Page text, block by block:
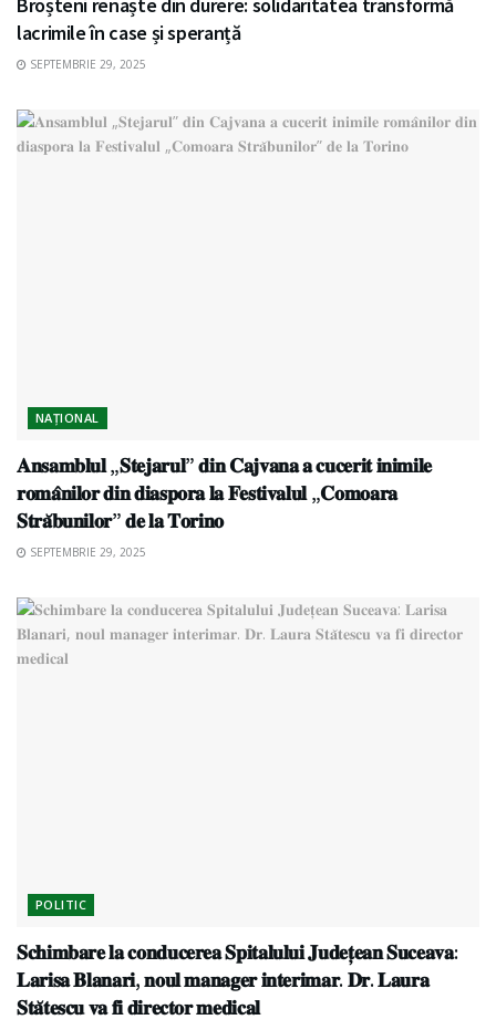
lacrimile în case și speranță
SEPTEMBRIE 29, 2025
NAȚIONAL
𝐀𝐧𝐬𝐚𝐦𝐛𝐥𝐮𝐥 „𝐒𝐭𝐞𝐣𝐚𝐫𝐮𝐥” 𝐝𝐢𝐧 𝐂𝐚𝐣𝐯𝐚𝐧𝐚 𝐚 𝐜𝐮𝐜𝐞𝐫𝐢𝐭 𝐢𝐧𝐢𝐦𝐢𝐥𝐞
𝐫𝐨𝐦𝐚̂𝐧𝐢𝐥𝐨𝐫 𝐝𝐢𝐧 𝐝𝐢𝐚𝐬𝐩𝐨𝐫𝐚 𝐥𝐚 𝐅𝐞𝐬𝐭𝐢𝐯𝐚𝐥𝐮𝐥 „𝐂𝐨𝐦𝐨𝐚𝐫𝐚
𝐒𝐭𝐫𝐚̆𝐛𝐮𝐧𝐢𝐥𝐨𝐫” 𝐝𝐞 𝐥𝐚 𝐓𝐨𝐫𝐢𝐧𝐨
SEPTEMBRIE 29, 2025
POLITIC
𝐒𝐜𝐡𝐢𝐦𝐛𝐚𝐫𝐞 𝐥𝐚 𝐜𝐨𝐧𝐝𝐮𝐜𝐞𝐫𝐞𝐚 𝐒𝐩𝐢𝐭𝐚𝐥𝐮𝐥𝐮𝐢 𝐉𝐮𝐝𝐞𝐭̦𝐞𝐚𝐧 𝐒𝐮𝐜𝐞𝐚𝐯𝐚:
𝐋𝐚𝐫𝐢𝐬𝐚 𝐁𝐥𝐚𝐧𝐚𝐫𝐢, 𝐧𝐨𝐮𝐥 𝐦𝐚𝐧𝐚𝐠𝐞𝐫 𝐢𝐧𝐭𝐞𝐫𝐢𝐦𝐚𝐫. 𝐃𝐫. 𝐋𝐚𝐮𝐫𝐚
𝐒𝐭𝐚̆𝐭𝐞𝐬𝐜𝐮 𝐯𝐚 𝐟𝐢 𝐝𝐢𝐫𝐞𝐜𝐭𝐨𝐫 𝐦𝐞𝐝𝐢𝐜𝐚𝐥